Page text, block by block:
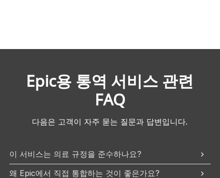
Epic용 통역 서비스 관련
FAQ
다음은 고객이 자주 묻는 질문과 답변입니다.
이 서비스는 의료 규정을 준수하나요?
왜 Epic에서 직접 통합하는 것이 좋은가요?